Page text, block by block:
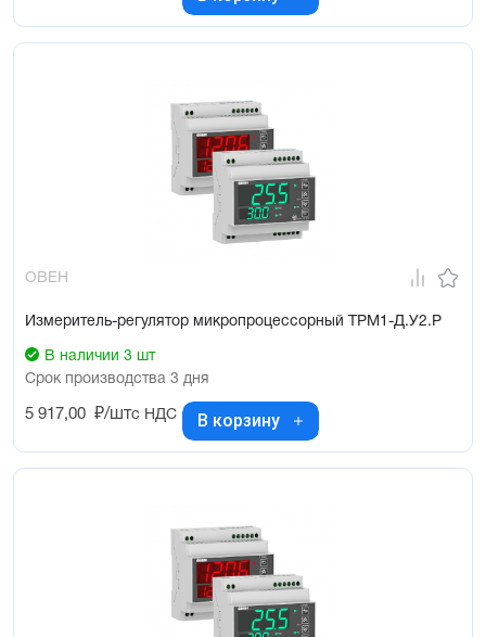
ОВЕН
Измеритель-регулятор микропроцессорный ТРМ1-Д.У2.Р
В наличии 3 шт
Срок производства 3 дня
5 917,00 ₽/штс НДС В корзину